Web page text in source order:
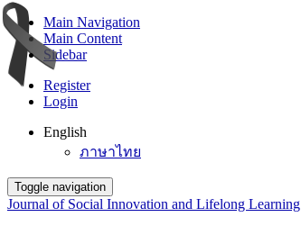
Main Navigation
Main Content
Sidebar
Register
Login
English
ภาษาไทย
Toggle navigation
Journal of Social Innovation and Lifelong Learning